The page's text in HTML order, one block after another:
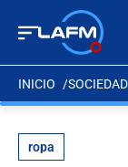
INICIO SOCIEDAD
ropa